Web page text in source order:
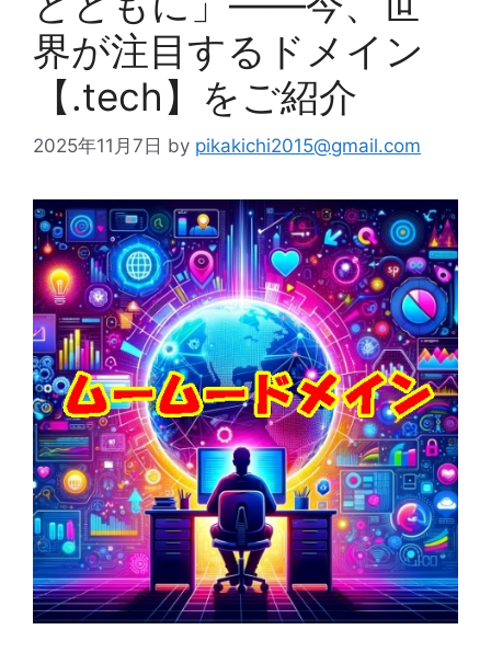
界が注目するドメイン
【.tech】をご紹介
2025年11月7日 by pikakichi2015@gmail.com